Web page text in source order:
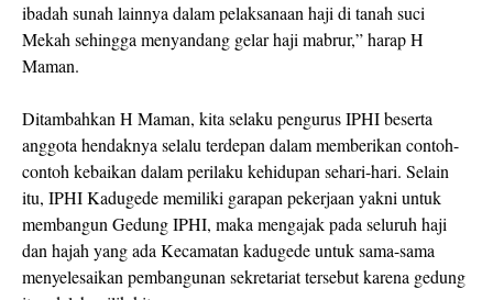
ibadah sunah lainnya dalam pelaksanaan haji di tanah suci
Mekah sehingga menyandang gelar haji mabrur,” harap H
Maman.
Ditambahkan H Maman, kita selaku pengurus IPHI beserta
anggota hendaknya selalu terdepan dalam memberikan contoh-
contoh kebaikan dalam perilaku kehidupan sehari-hari. Selain
itu, IPHI Kadugede memiliki garapan pekerjaan yakni untuk
membangun Gedung IPHI, maka mengajak pada seluruh haji
dan hajah yang ada Kecamatan kadugede untuk sama-sama
menyelesaikan pembangunan sekretariat tersebut karena gedung